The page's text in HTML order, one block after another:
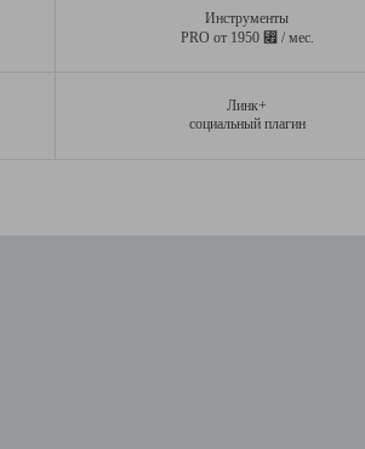
Инструменты
PRO от 1950 ⃏ / мес.
Линк+
социальный плагин